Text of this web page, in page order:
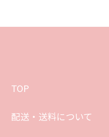
TOP
配送・送料について